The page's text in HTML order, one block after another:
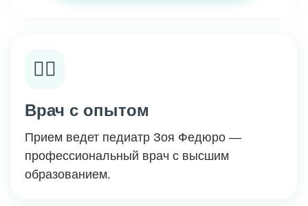
👩‍⚕️
Врач с опытом
Прием ведет педиатр Зоя Федюро —
профессиональный врач с высшим
образованием.